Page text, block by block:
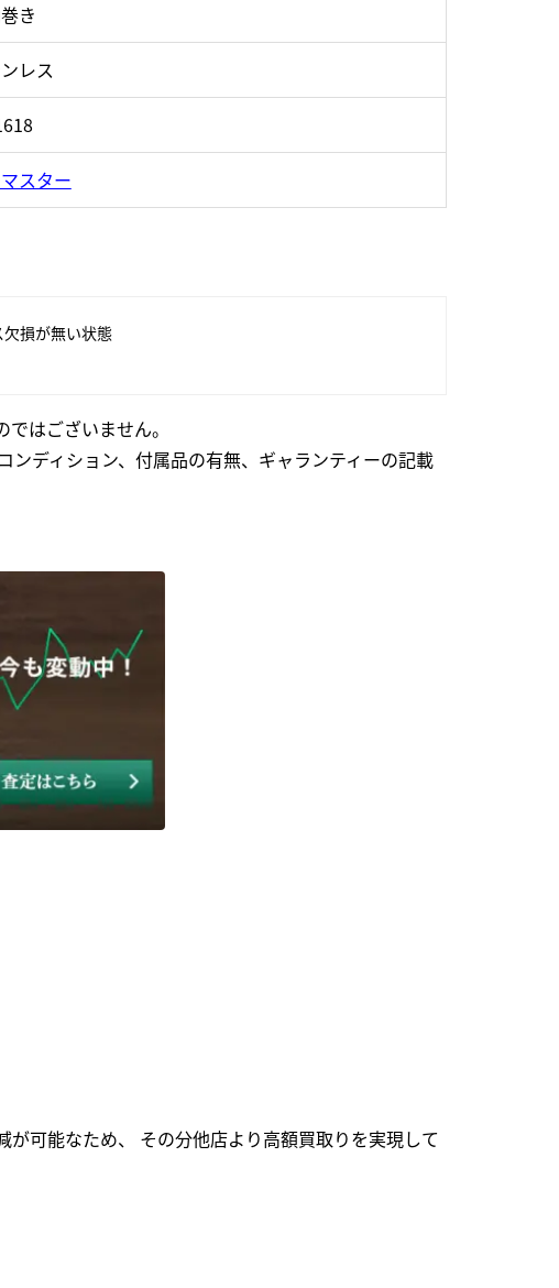
き
レス
スター
損が無い状態
はございません。
ディション、付属品の有無、ギャランティーの記載
可能なため、 その分他店より高額買取りを実現して